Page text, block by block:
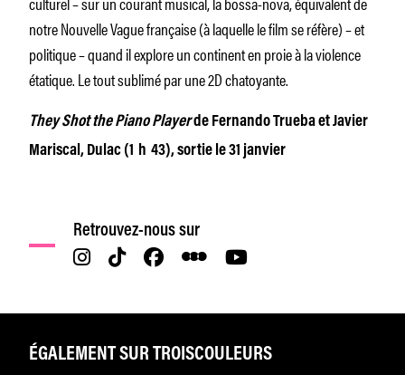
notre Nouvelle Vague française (à laquelle le film se réfère) – et
politique – quand il explore un continent en proie à la violence
étatique. Le tout sublimé par une 2D chatoyante.
They Shot the Piano Playerde Fernando Trueba et Javier
Mariscal, Dulac (1 h 43), sortie le 31 janvier
Retrouvez-nous sur
ÉGALEMENT SUR TROISCOULEURS